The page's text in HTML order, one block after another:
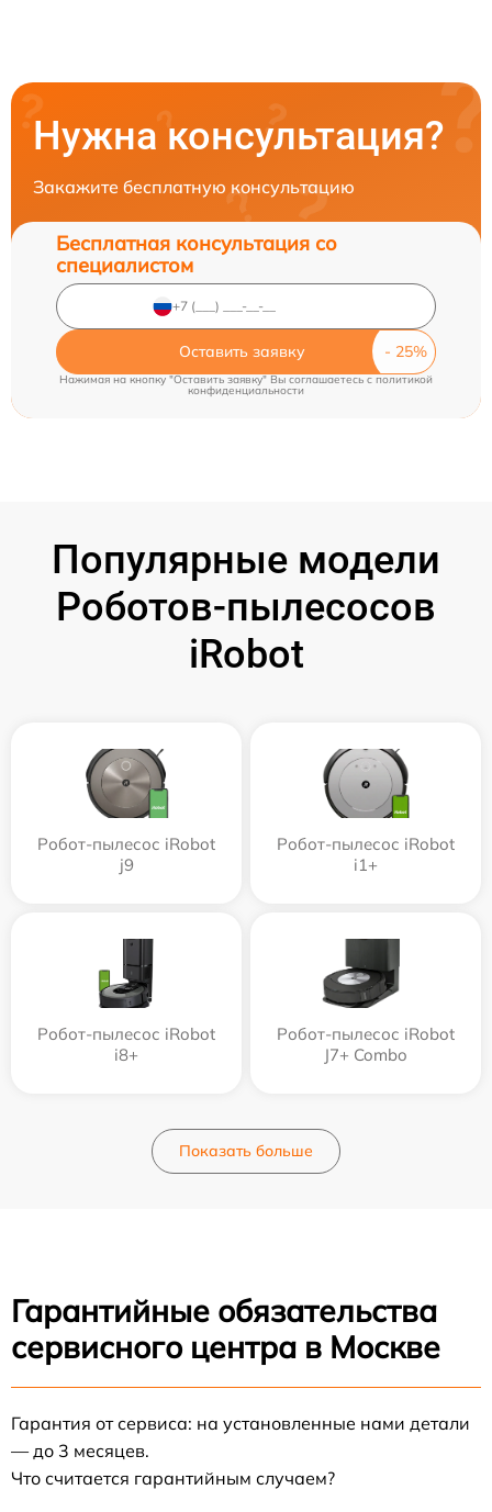
Нужна консультация?
Закажите бесплатную консультацию
Бесплатная консультация со
специалистом
Оставить заявку
Нажимая на кнопку "Оставить заявку" Вы соглашаетесь cполитикой
конфиденциальности
Популярные модели
Роботов-пылесосов
iRobot
Робот-пылесос iRobot
j9
Робот-пылесос iRobot
i1+
Робот-пылесос iRobot
i8+
Робот-пылесос iRobot
J7+ Combo
Показать больше
Гарантийные обязательства
сервисного центра в Москве
Гарантия от сервиса: на установленные нами детали
— до 3 месяцев.
Что считается гарантийным случаем?